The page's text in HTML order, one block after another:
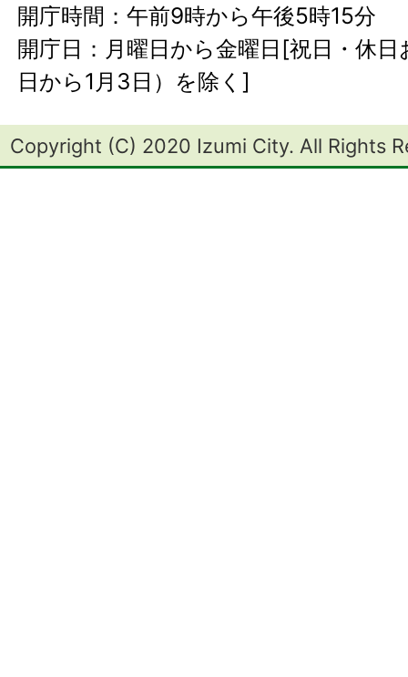
開庁時間：午前9時から午後5時15分
開庁日：月曜日から金曜日[祝日・休
日から1月3日）を除く]
Copyright (C) 2020 Izumi City. All Rights